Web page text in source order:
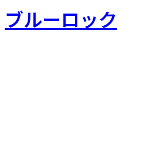
ブルーロック